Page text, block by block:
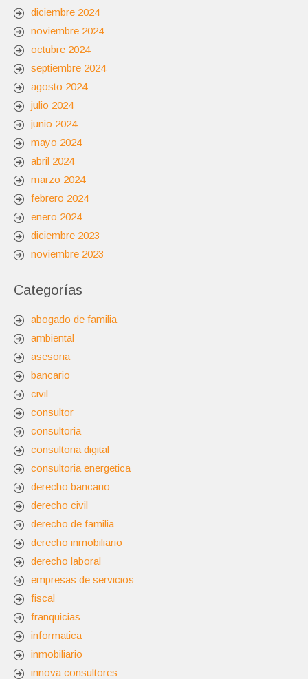
diciembre 2024
noviembre 2024
octubre 2024
septiembre 2024
agosto 2024
julio 2024
junio 2024
mayo 2024
abril 2024
marzo 2024
febrero 2024
enero 2024
diciembre 2023
noviembre 2023
Categorías
abogado de familia
ambiental
asesoria
bancario
civil
consultor
consultoria
consultoria digital
consultoria energetica
derecho bancario
derecho civil
derecho de familia
derecho inmobiliario
derecho laboral
empresas de servicios
fiscal
franquicias
informatica
inmobiliario
innova consultores